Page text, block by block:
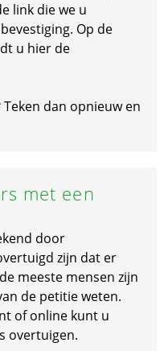
link die we u
Op de
u hier de
dan opnieuw en
met een
door
zijn dat er
meeste mensen zijn
de petitie weten.
of online kunt u
overtuigen.